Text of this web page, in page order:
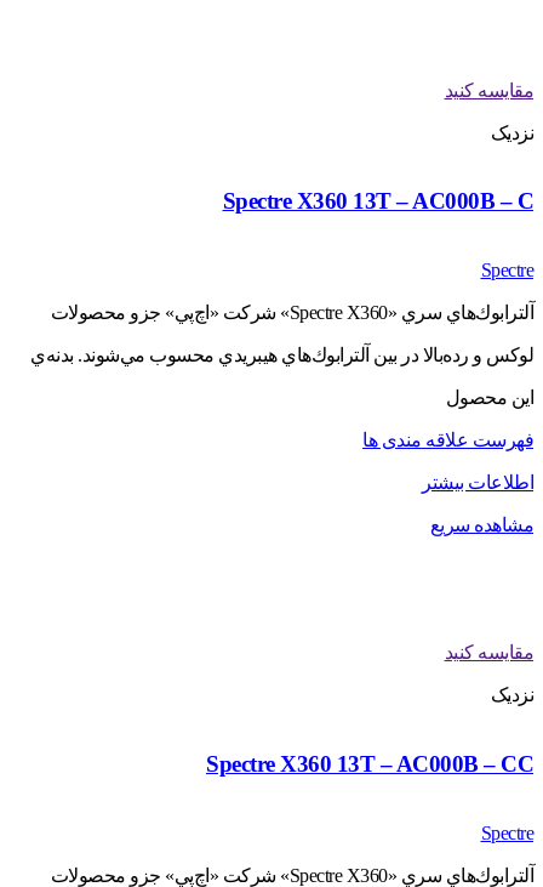
مقایسه کنید
نزدیک
Spectre X360 13T – AC000B – C
Spectre
آلترابوك‌هاي سري «Spectre X360» شركت «اچ‌پي» جزو محصولات
لوكس و رده‌بالا در بين آلترابوك‌هاي هيبريدي محسوب مي‌شوند. بدنه‌ي
اين محصول
فهرست علاقه مندی ها
اطلاعات بیشتر
مشاهده سریع
مقایسه کنید
نزدیک
Spectre X360 13T – AC000B – CC
Spectre
آلترابوك‌هاي سري «Spectre X360» شركت «اچ‌پي» جزو محصولات